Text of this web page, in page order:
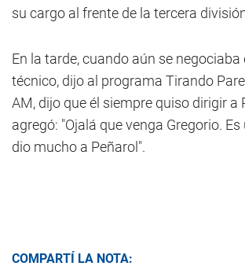
su cargo al frente de la tercera
En la tarde, cuando aún se
técnico, dijo al programa Tirando
AM, dijo que él siempre quiso dirigir a
agregó: "Ojalá que venga Gregorio.
dio mucho a Peñarol".
COMPARTÍ LA NOTA: